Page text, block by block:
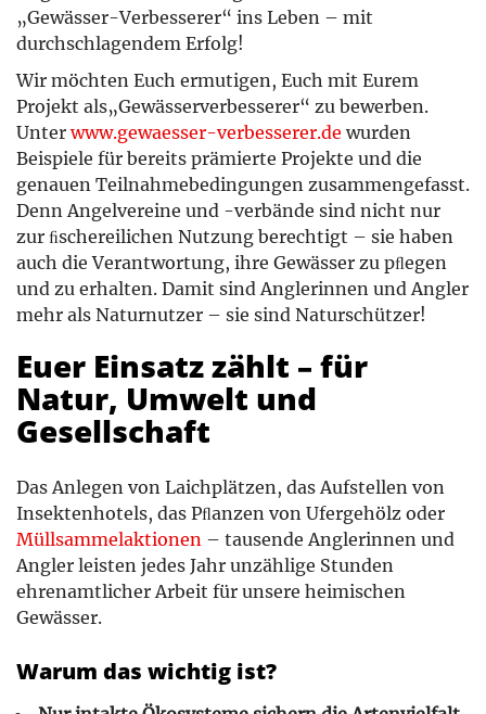
„Gewässer-Verbesserer“ ins Leben – mit
durchschlagendem Erfolg!
Wir möchten Euch ermutigen, Euch mit Eurem
Projekt als„Gewässerverbesserer“ zu bewerben.
Unterwww.gewaesser-verbesserer.de wurden
Beispiele für bereits prämierte Projekte und die
genauen Teilnahmebedingungen zusammengefasst.
Denn Angelvereine und -verbände sind nicht nur
zur ﬁschereilichen Nutzung berechtigt – sie haben
auch die Verantwortung, ihre Gewässer zu pﬂegen
und zu erhalten. Damit sind Anglerinnen und Angler
mehr als Naturnutzer – sie sind Naturschützer!
Euer Einsatz zählt – für
Natur, Umwelt und
Gesellschaft
Das Anlegen von Laichplätzen, das Aufstellen von
Insektenhotels, das Pﬂanzen von Ufergehölz oder
Müllsammelaktionen – tausende Anglerinnen und
Angler leisten jedes Jahr unzählige Stunden
ehrenamtlicher Arbeit für unsere heimischen
Gewässer.
Warum das wichtig ist?